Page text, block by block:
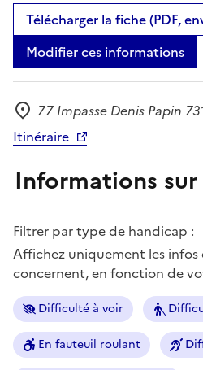
Télécharger la fiche (PDF,
Modifier ces informations
Adresse
77 Impasse Denis Papin
Itinéraire
Informations sur
Filtrer par type de handicap :
Affichez uniquement les
concernent, en fonction de
Difficulté à voir
En fauteuil roulant